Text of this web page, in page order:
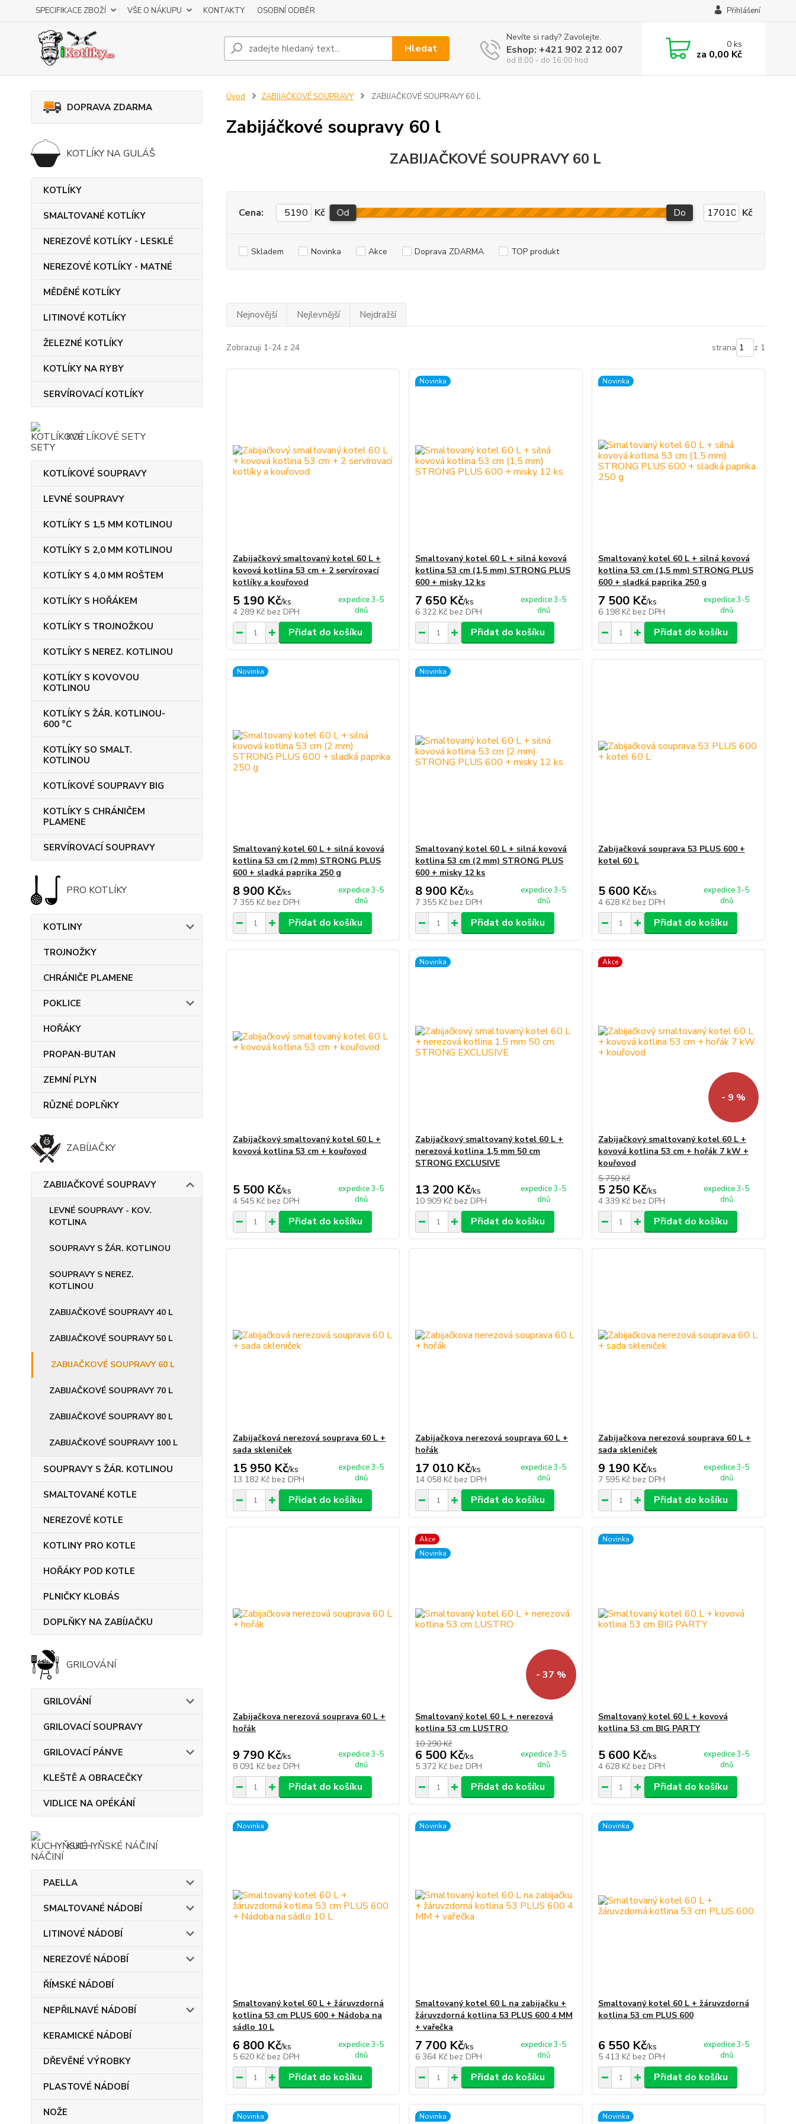
SPECIFIKACE ZBOŽÍ VŠE O NÁKUPU KONTAKTY OSOBNÍ ODBĚR Přihlášení
Hledat
Nevíte si rady? Zavolejte.
Eshop: +421 902 212 007
od 8:00 - do 16:00 hod
0ks
za 0,00 Kč
DOPRAVA ZDARMA
KOTLÍKY NA GULÁŠ
KOTLÍKY
SMALTOVANÉ KOTLÍKY
NEREZOVÉ KOTLÍKY - LESKLÉ
NEREZOVÉ KOTLÍKY - MATNÉ
MĚDĚNÉ KOTLÍKY
LITINOVÉ KOTLÍKY
ŽELEZNÉ KOTLÍKY
KOTLÍKY NA RYBY
SERVÍROVACÍ KOTLÍKY
KOTLÍKOVÉ SETY
KOTLÍKOVÉ SOUPRAVY
LEVNÉ SOUPRAVY
KOTLÍKY S 1,5 MM KOTLINOU
KOTLÍKY S 2,0 MM KOTLINOU
KOTLÍKY S 4,0 MM ROŠTEM
KOTLÍKY S HOŘÁKEM
KOTLÍKY S TROJNOŽKOU
KOTLÍKY S NEREZ. KOTLINOU
KOTLÍKY S KOVOVOU
KOTLINOU
KOTLÍKY S ŽÁR. KOTLINOU-
600 °C
KOTLÍKY SO SMALT.
KOTLINOU
KOTLÍKOVÉ SOUPRAVY BIG
KOTLÍKY S CHRÁNIČEM
PLAMENE
SERVÍROVACÍ SOUPRAVY
PRO KOTLÍKY
KOTLINY
TROJNOŽKY
CHRÁNIČE PLAMENE
POKLICE
HOŘÁKY
PROPAN-BUTAN
ZEMNÍ PLYN
RŮZNÉ DOPLŇKY
ZABÍJAČKY
ZABIJAČKOVÉ SOUPRAVY
LEVNÉ SOUPRAVY - KOV.
KOTLINA
SOUPRAVY S ŽÁR. KOTLINOU
SOUPRAVY S NEREZ.
KOTLINOU
ZABIJAČKOVÉ SOUPRAVY 40 L
ZABIJAČKOVÉ SOUPRAVY 50 L
ZABIJAČKOVÉ SOUPRAVY 60 L
ZABIJAČKOVÉ SOUPRAVY 70 L
ZABIJAČKOVÉ SOUPRAVY 80 L
ZABIJAČKOVÉ SOUPRAVY 100 L
SOUPRAVY S ŽÁR. KOTLINOU
SMALTOVANÉ KOTLE
NEREZOVÉ KOTLE
KOTLINY PRO KOTLE
HOŘÁKY POD KOTLE
PLNIČKY KLOBÁS
DOPLŇKY NA ZABÍJAČKU
GRILOVÁNÍ
GRILOVÁNÍ
GRILOVACÍ SOUPRAVY
GRILOVACÍ PÁNVE
KLEŠTĚ A OBRACEČKY
VIDLICE NA OPÉKÁNÍ
KUCHYŇSKÉ NÁČINÍ
PAELLA
SMALTOVANÉ NÁDOBÍ
LITINOVÉ NÁDOBÍ
NEREZOVÉ NÁDOBÍ
ŘÍMSKÉ NÁDOBÍ
NEPŘILNAVÉ NÁDOBÍ
KERAMICKÉ NÁDOBÍ
DŘEVĚNÉ VÝROBKY
PLASTOVÉ NÁDOBÍ
NOŽE
Úvod ZABIJAČKOVÉ SOUPRAVY ZABIJAČKOVÉ SOUPRAVY 60 L
Zabijáčkové soupravy 60 l
ZABIJAČKOVÉ SOUPRAVY 60 L
Cena: Kč Od Do Kč
Skladem Novinka Akce Doprava ZDARMA TOP produkt
Nejnovější Nejlevnější Nejdražší
Zobrazuji 1-24 z 24 strana z 1
Zabijačkový smaltovaný kotel 60 L +
kovová kotlina 53 cm + 2 servírovací
kotlíky a kouřovod
5 190 Kč/ks
4 289 Kč bez DPH
expedice 3-5
dnů
Přidat do košíku
Novinka
Smaltovaný kotel 60 L + silná kovová
kotlina 53 cm (1,5 mm) STRONG PLUS
600 + misky 12 ks
7 650 Kč/ks
6 322 Kč bez DPH
expedice 3-5
dnů
Přidat do košíku
Novinka
Smaltovaný kotel 60 L + silná kovová
kotlina 53 cm (1,5 mm) STRONG PLUS
600 + sladká paprika 250 g
7 500 Kč/ks
6 198 Kč bez DPH
expedice 3-5
dnů
Přidat do košíku
Novinka
Smaltovaný kotel 60 L + silná kovová
kotlina 53 cm (2 mm) STRONG PLUS
600 + sladká paprika 250 g
8 900 Kč/ks
7 355 Kč bez DPH
expedice 3-5
dnů
Přidat do košíku
Novinka
Smaltovaný kotel 60 L + silná kovová
kotlina 53 cm (2 mm) STRONG PLUS
600 + misky 12 ks
8 900 Kč/ks
7 355 Kč bez DPH
expedice 3-5
dnů
Přidat do košíku
Zabijačková souprava 53 PLUS 600 +
kotel 60 L
5 600 Kč/ks
4 628 Kč bez DPH
expedice 3-5
dnů
Přidat do košíku
Zabijačkový smaltovaný kotel 60 L +
kovová kotlina 53 cm + kouřovod
5 500 Kč/ks
4 545 Kč bez DPH
expedice 3-5
dnů
Přidat do košíku
Novinka
Zabijačkový smaltovaný kotel 60 L +
nerezová kotlina 1,5 mm 50 cm
STRONG EXCLUSIVE
13 200 Kč/ks
10 909 Kč bez DPH
expedice 3-5
dnů
Přidat do košíku
Akce
- 9 %
Zabijačkový smaltovaný kotel 60 L +
kovová kotlina 53 cm + hořák 7 kW +
kouřovod
5 750 Kč
5 250 Kč/ks
4 339 Kč bez DPH
expedice 3-5
dnů
Přidat do košíku
Zabijačková nerezová souprava 60 L +
sada skleniček
15 950 Kč/ks
13 182 Kč bez DPH
expedice 3-5
dnů
Přidat do košíku
Zabijačkova nerezová souprava 60 L +
hořák
17 010 Kč/ks
14 058 Kč bez DPH
expedice 3-5
dnů
Přidat do košíku
Zabijačkova nerezová souprava 60 L +
sada skleniček
9 190 Kč/ks
7 595 Kč bez DPH
expedice 3-5
dnů
Přidat do košíku
Zabijačkova nerezová souprava 60 L +
hořák
9 790 Kč/ks
8 091 Kč bez DPH
expedice 3-5
dnů
Přidat do košíku
Akce
Novinka
- 37 %
Smaltovaný kotel 60 L + nerezová
kotlina 53 cm LUSTRO
10 290 Kč
6 500 Kč/ks
5 372 Kč bez DPH
expedice 3-5
dnů
Přidat do košíku
Novinka
Smaltovaný kotel 60 L + kovová
kotlina 53 cm BIG PARTY
5 600 Kč/ks
4 628 Kč bez DPH
expedice 3-5
dnů
Přidat do košíku
Novinka
Smaltovaný kotel 60 L + žáruvzdorná
kotlina 53 cm PLUS 600 + Nádoba na
sádlo 10 L
6 800 Kč/ks
5 620 Kč bez DPH
expedice 3-5
dnů
Přidat do košíku
Novinka
Smaltovaný kotel 60 L na zabijačku +
žáruvzdorná kotlina 53 PLUS 600 4 MM
+ vařečka
7 700 Kč/ks
6 364 Kč bez DPH
expedice 3-5
dnů
Přidat do košíku
Novinka
Smaltovaný kotel 60 L + žáruvzdorná
kotlina 53 cm PLUS 600
6 550 Kč/ks
5 413 Kč bez DPH
expedice 3-5
dnů
Přidat do košíku
Novinka Novinka Novinka